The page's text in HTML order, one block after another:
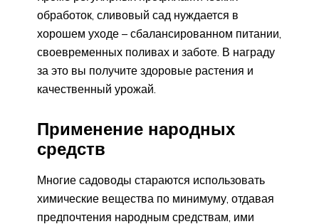
обработок, сливовый сад нуждается в
хорошем уходе – сбалансированном питании,
своевременных поливах и заботе. В награду
за это вы получите здоровые растения и
качественный урожай.
Применение народных
средств
Многие садоводы стараются использовать
химические вещества по минимуму, отдавая
предпочтения народным средствам, ими